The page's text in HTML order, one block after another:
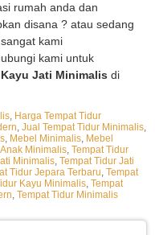
rumah anda dan
disana ? atau sedang
kami
kami untuk
Jati Minimalis di
, Harga Tempat Tidur
, Jual Tempat Tidur Minimalis,
, Mebel Minimalis, Mebel
Minimalis, Tempat Tidur
Minimalis, Tempat Tidur Jati
Tidur Jepara Terbaru, Tempat
Kayu Minimalis, Tempat
, Tempat Tidur Minimalis